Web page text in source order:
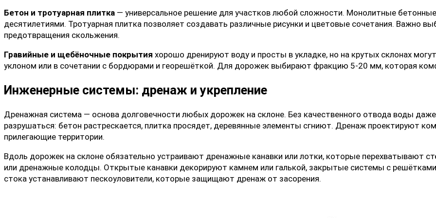
Бетон и тротуарная плитка — универсальное решение для участков любой сложности. Монолитные
десятилетиями. Тротуарная плитка позволяет создавать различные рисунки и цветовые сочетания. Важно
предотвращения скольжения.
Гравийные и щебёночные покрытия хорошо дренируют воду и просты в укладке, но на крутых склонах
уклоном или в сочетании с бордюрами и георешёткой. Для дорожек выбирают фракцию 5-20 мм, которая
Инженерные системы: дренаж и укрепление
Дренажная система — основа долговечности любых дорожек на склоне. Без качественного отвода воды
разрушаться: бетон растрескается, плитка просядет, деревянные элементы сгниют. Дренаж проектируют
прилегающие территории.
Вдоль дорожек на склоне обязательно устраивают дренажные канавки или лотки, которые перехватывают
или дренажные колодцы. Открытые канавки декорируют камнем или галькой, закрытые системы с
стока устанавливают пескоуловители, которые защищают дренаж от засорения.